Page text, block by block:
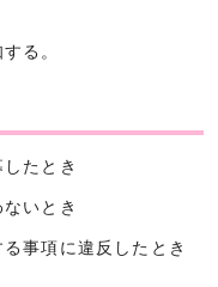
る。
たとき
いとき
事項に違反したとき